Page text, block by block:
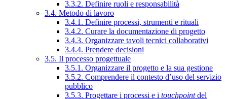
3.3.2. Definire ruoli e responsabilità
3.4. Metodo di lavoro
3.4.1. Definire processi, strumenti e rituali
3.4.2. Curare la documentazione di progetto
3.4.3. Organizzare tavoli tecnici collaborativi
3.4.4. Prendere decisioni
3.5. Il processo progettuale
3.5.1. Organizzare il progetto e la sua gestione
3.5.2. Comprendere il contesto d’uso del servizio
pubblico
3.5.3. Progettare i processi e i touchpointdel